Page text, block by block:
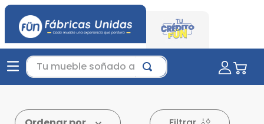
Tu mueble soñado aquí...